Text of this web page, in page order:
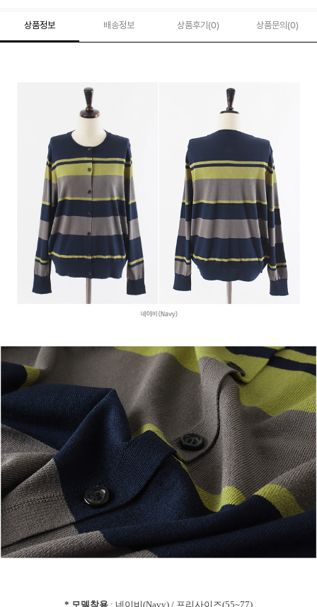
상품정보 배송정보 상품후기(0) 상품문의 (0)
* 모델착용 : 네이비(Navy) / 프리사이즈(55~77)